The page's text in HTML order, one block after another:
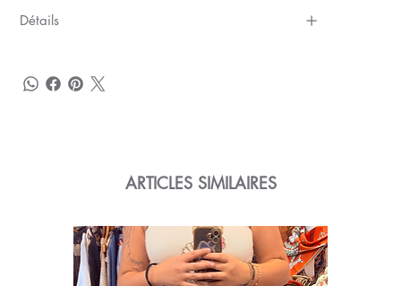
Détails
ARTICLES SIMILAIRES